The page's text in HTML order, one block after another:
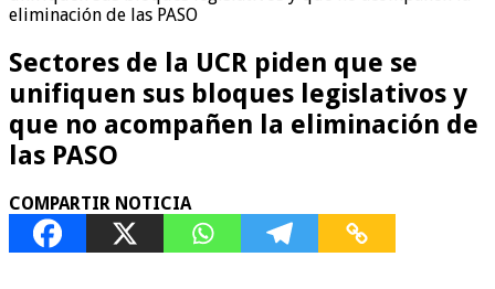
eliminación de las PASO
Sectores de la UCR piden que se
unifiquen sus bloques legislativos y
que no acompañen la eliminación de
las PASO
COMPARTIR NOTICIA